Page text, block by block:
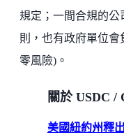
規定；一間合規的公
則，也有政府單位
零風險)。
關於 USDC /
美國紐約州釋